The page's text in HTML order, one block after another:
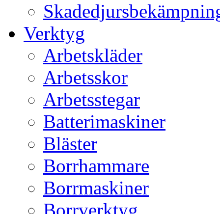
Verktyg
Arbetskläder
Arbetsskor
Arbetsstegar
Batterimaskiner
Bläster
Borrhammare
Borrmaskiner